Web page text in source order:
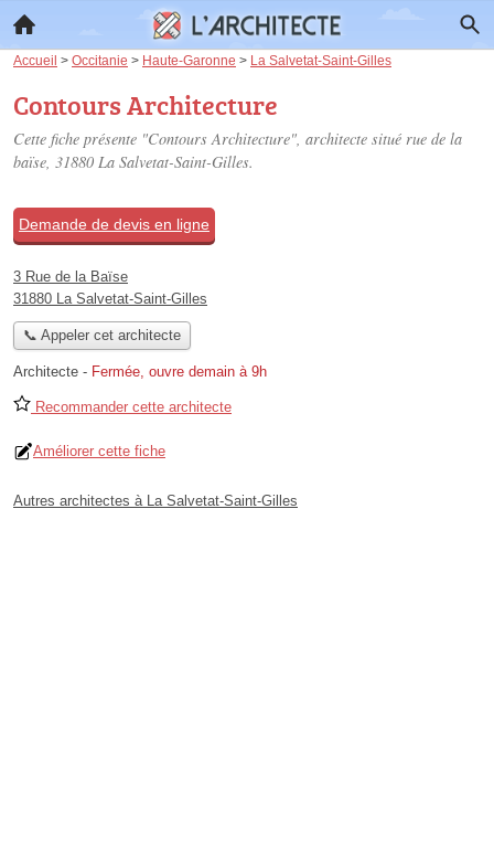
Accueil > Occitanie > Haute-Garonne > La Salvetat-Saint-Gilles
Contours Architecture
Cette fiche présente "Contours Architecture", architecte situé rue de la
baïse, 31880 La Salvetat-Saint-Gilles.
Demande de devis en ligne
3 Rue de la Baïse
31880 La Salvetat-Saint-Gilles
📞 Appeler cet architecte
Architecte - Fermée, ouvre demain à 9h
Recommander cette architecte
Améliorer cette fiche
Autres architectes à La Salvetat-Saint-Gilles